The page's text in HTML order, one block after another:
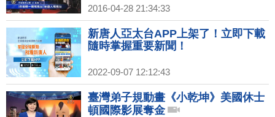
2016-04-28 21:34:33
新唐人亞太台APP上架了！立即下載
隨時掌握重要新聞！
2022-09-07 12:12:43
臺灣弟子規動畫《小乾坤》美國休士
頓國際影展奪金